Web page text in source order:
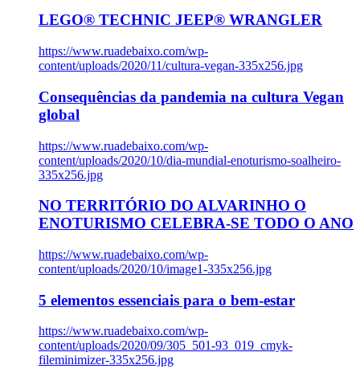
LEGO® TECHNIC JEEP® WRANGLER
https://www.ruadebaixo.com/wp-
content/uploads/2020/11/cultura-vegan-335x256.jpg
Consequências da pandemia na cultura Vegan
global
https://www.ruadebaixo.com/wp-
content/uploads/2020/10/dia-mundial-enoturismo-soalheiro-
335x256.jpg
NO TERRITÓRIO DO ALVARINHO O
ENOTURISMO CELEBRA-SE TODO O ANO
https://www.ruadebaixo.com/wp-
content/uploads/2020/10/image1-335x256.jpg
5 elementos essenciais para o bem-estar
https://www.ruadebaixo.com/wp-
content/uploads/2020/09/305_501-93_019_cmyk-
fileminimizer-335x256.jpg